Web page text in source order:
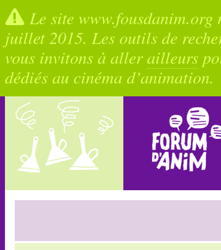
Le site
juillet 2015. Les outils de
vous invitons à allerailleurs
dédiés au cinéma d’animation.